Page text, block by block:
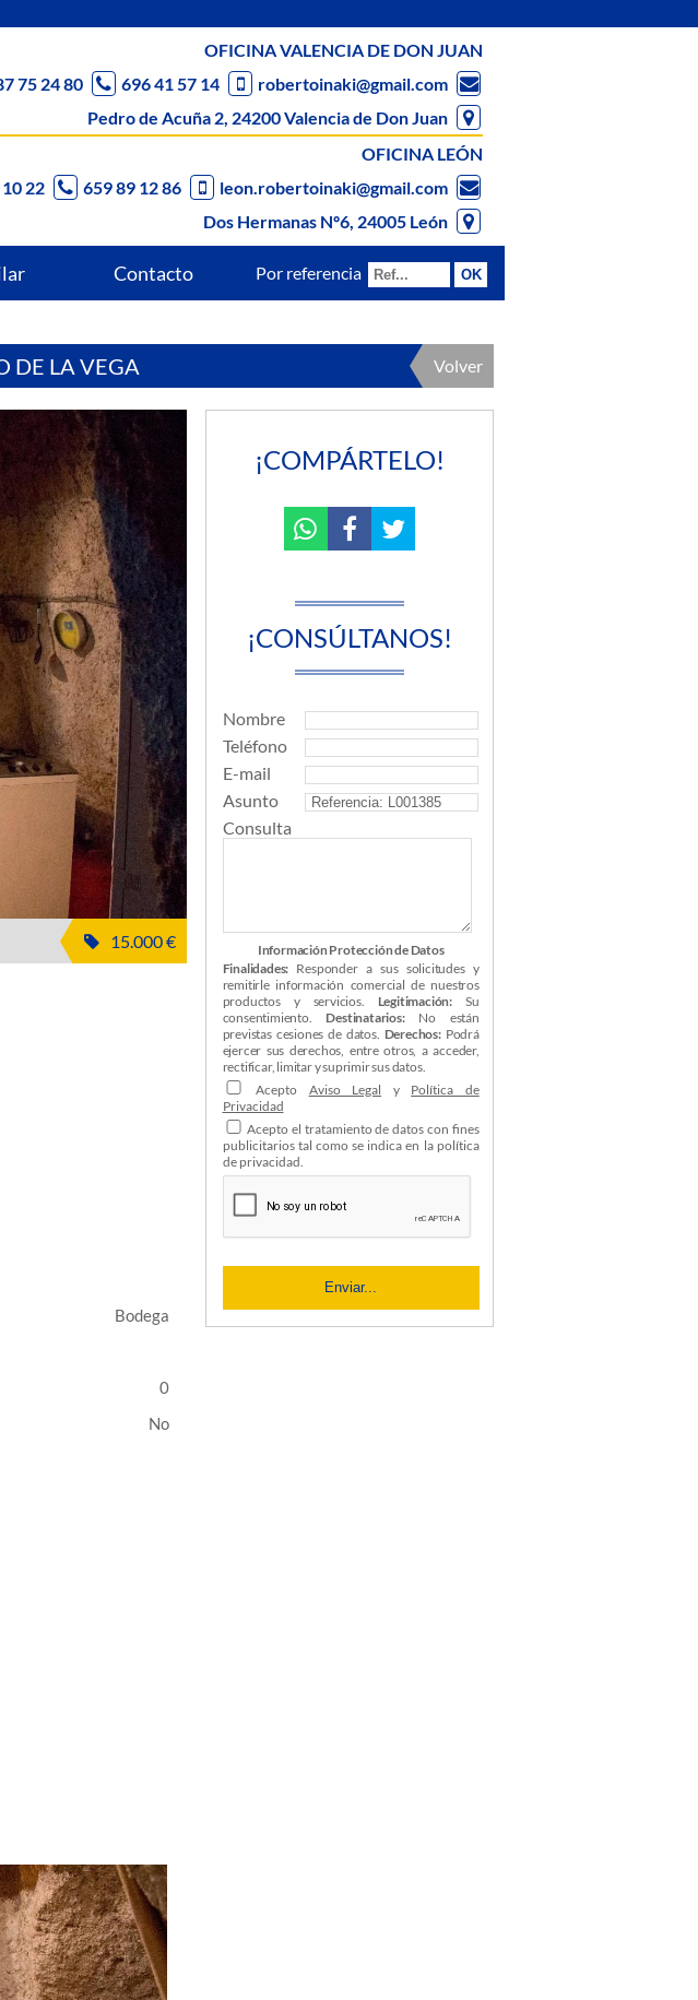
OFICINA VALENCIA DE DON JUAN
75 24 80
696 41 57 14
robertoinaki@gmail.com
Pedro de Acuña 2, 24200 Valencia de Don Juan
OFICINA LEÓN
22
659 89 12 86
leon.robertoinaki@gmail.com
Dos Hermanas Nº6, 24005 León
Contacto Por referencia
DE LA VEGA Volver
15.000 €
Bodega
0
¡COMPÁRTELO!
¡CONSÚLTANOS!
Nombre
Teléfono
E-mail
Asunto
Consulta
Información Protección de Datos
Finalidades: Responder a sus solicitudes y
remitirle información comercial de nuestros
productos y servicios. Legitimación: Su
consentimiento. Destinatarios:No están
previstas cesiones de datos. Derechos:Podrá
ejercer sus derechos, entre otros, a acceder,
rectificar, limitar y suprimir sus datos.
Acepto Aviso Legal y Política de
Privacidad
Acepto el tratamiento de datos con fines
publicitarios tal como se indica en la política
de privacidad.